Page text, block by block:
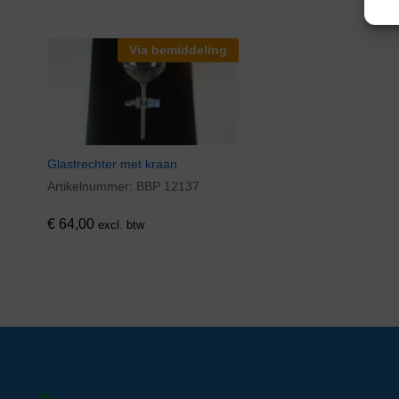
Via bemiddeling
Glastrechter met kraan
Artikelnummer: BBP 12137
€ 64,00 excl. btw